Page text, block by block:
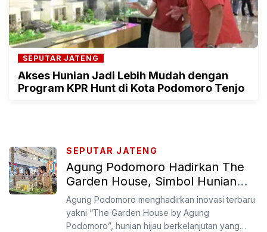
SEPUTAR JATENG
Akses Hunian Jadi Lebih Mudah dengan
Program KPR Hunt di Kota Podomoro Tenjo
SEPUTAR JATENG
Agung Podomoro Hadirkan The
Garden House, Simbol Hunian
Hijau Modern di Tengah Kota
Agung Podomoro menghadirkan inovasi terbaru
yakni “The Garden House by Agung
Podomoro”, hunian hijau berkelanjutan yang